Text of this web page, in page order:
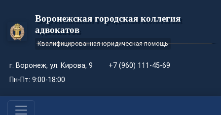
Воронежская городская коллегия
адвокатов
Квалифицированная юридическая помощь
г. Воронеж, ул. Кирова, 9
+7 (960) 111-45-69
Пн-Пт: 9:00-18:00